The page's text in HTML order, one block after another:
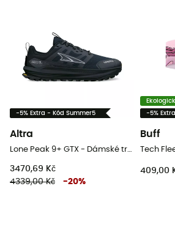
-5% Extra - Kód Summer5
Altra
Lone Peak 9+ GTX - Dámské trailové běžecké boty
3470,69 Kč
4339,00 Kč
-20%
-5%
Buff
409,00